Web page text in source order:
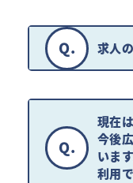
Q. 求人
Q.
現在
今後
います
利用